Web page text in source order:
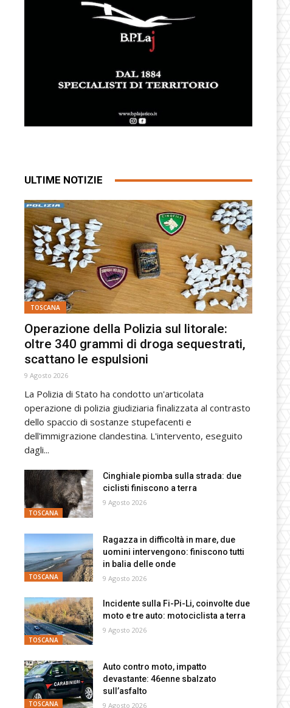
ULTIME NOTIZIE
TOSCANA
Operazione della Polizia sul litorale:
oltre 340 grammi di droga sequestrati,
scattano le espulsioni
9 Agosto 2026
La Polizia di Stato ha condotto un'articolata
operazione di polizia giudiziaria finalizzata al contrasto
dello spaccio di sostanze stupefacenti e
dell'immigrazione clandestina. L'intervento, eseguito
dagli...
TOSCANA
Cinghiale piomba sulla strada: due
ciclisti finiscono a terra
9 Agosto 2026
TOSCANA
Ragazza in difficoltà in mare, due
uomini intervengono: finiscono tutti
in balia delle onde
9 Agosto 2026
TOSCANA
Incidente sulla Fi-Pi-Li, coinvolte due
moto e tre auto: motociclista a terra
9 Agosto 2026
TOSCANA
Auto contro moto, impatto
devastante: 46enne sbalzato
sull’asfalto
9 Agosto 2026